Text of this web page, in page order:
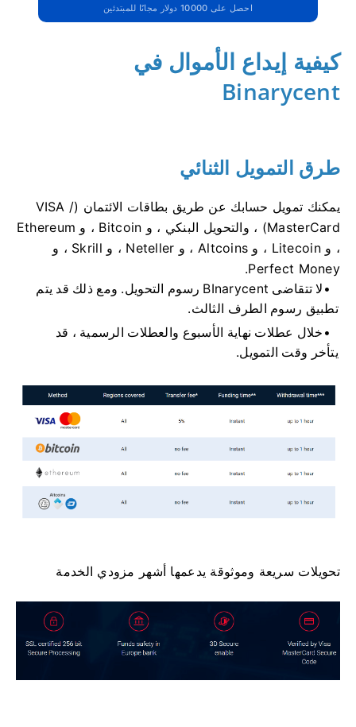
احصل على 10000 دولار مجانًا للمبتدئين
كيفية إيداع الأموال في
Binarycent
طرق التمويل الثنائي
يمكنك تمويل حسابك عن طريق بطاقات الائتمان (VISA /
MasterCard) ، والتحويل البنكي ، و Bitcoin ، و Ethereum
، و Litecoin ، و Altcoins ، و Neteller ، و Skrill ، و
Perfect Money.
لا تتقاضى BInarycent رسوم التحويل.
ومع ذلك قد يتم
تطبيق رسوم الطرف الثالث.
خلال عطلات نهاية الأسبوع والعطلات الرسمية ، قد
يتأخر وقت التمويل.
تحويلات سريعة وموثوقة يدعمها أشهر مزودي الخدمة